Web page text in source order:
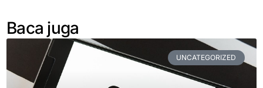
Baca juga
UNCATEGORIZED